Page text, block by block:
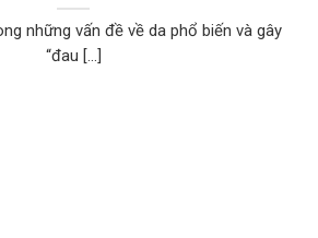
những vấn đề về da phổ biến và gây
“đau [...]